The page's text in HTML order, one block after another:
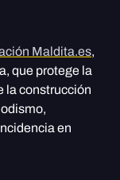
Maldita.es,
que protege la
la construcción
en